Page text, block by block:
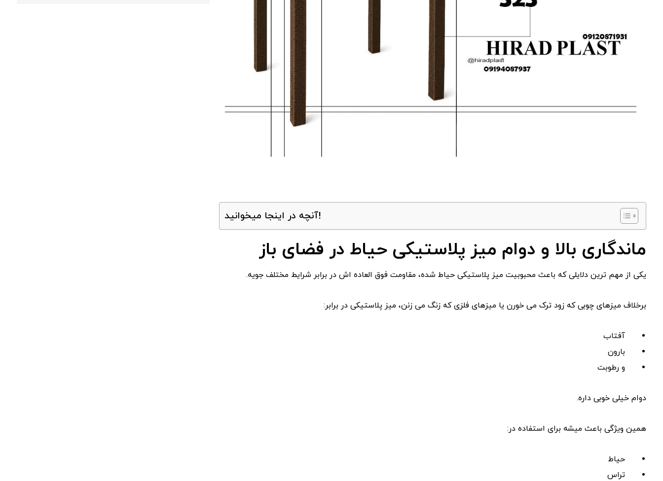
آنچه در اینجا میخوانید!
ماندگاری بالا و دوام میز پلاستیکی حیاط در فضای باز
یکی از مهم‌ ترین دلایلی که باعث محبوبیت میز پلاستیکی حیاط شده، مقاومت فوق ‌العاده ‌اش در برابر شرایط مختلف جویه.
برخلاف میزهای چوبی که زود ترک می ‌خورن یا میزهای فلزی که زنگ می ‌زنن، میز پلاستیکی در برابر:
آفتاب
بارون
و رطوبت
دوام خیلی خوبی داره.
همین ویژگی باعث میشه برای استفاده در:
حیاط
تراس